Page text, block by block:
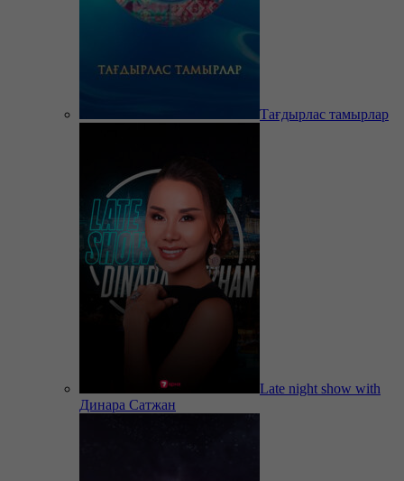
Тағдырлас тамырлар
Late night show with
Динара Сатжан